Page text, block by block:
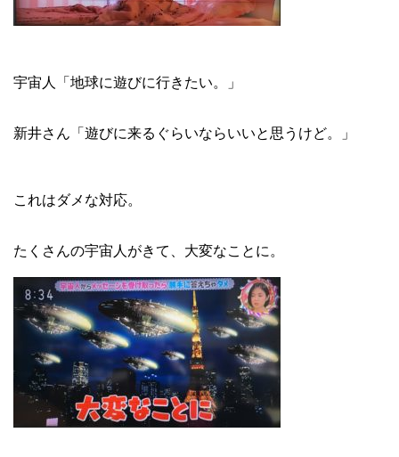
宇宙人「地球に遊びに行きたい。」
新井さん「遊びに来るぐらいならいいと思うけど。」
これはダメな対応。
たくさんの宇宙人がきて、大変なことに。